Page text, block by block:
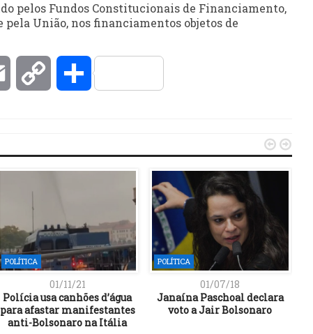
pelos Fundos Constitucionais de Financiamento,
pela União, nos financiamentos objetos de
Email Copy Compartilhar
POLÍTICA
01/11/21
Polícia usa canhões d’água
para afastar manifestantes
anti-Bolsonaro na Itália
POLÍTICA
01/07/18
Janaína Paschoal declara
voto a Jair Bolsonaro
 